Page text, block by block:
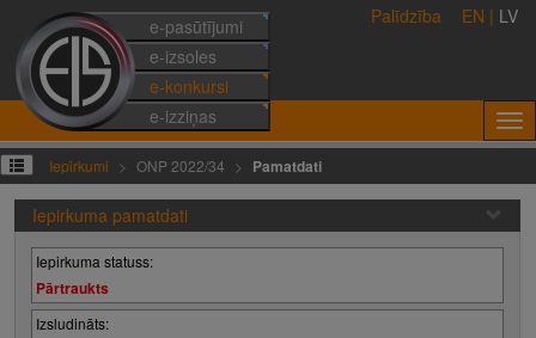
e-pasūtījumi
e-izsoles
e-konkursi
e-izziņas
Palīdzība EN | LV
Iepirkumi ONP 2022/34 Pamatdati
Iepirkuma pamatdati
Iepirkuma statuss:
Pārtraukts
Izsludināts: